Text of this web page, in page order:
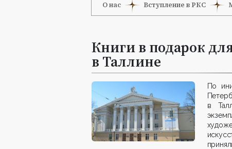
О нас Вступление в РКС
Книги в подарок
в Таллине
По
в